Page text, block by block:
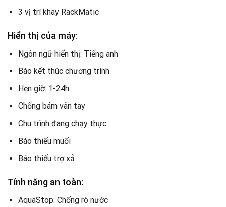
3 vị trí khay RackMatic
Hiển thị của máy:
Ngôn ngữ hiển thị: Tiếng anh
Báo kết thúc chương trình
Hẹn giờ: 1-24h
Chống bám vân tay
Chu trình đang chạy thực
Báo thiếu muối
Báo thiếu trợ xả
Tính năng an toàn:
AquaStop: Chống rò nước